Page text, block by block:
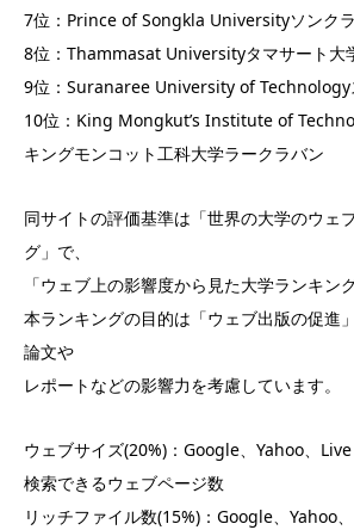
7位：Prince of Songkla Universityソンク
8位：Thammasat Universityタマサート大
9位：Suranaree University of Technology
10位：King Mongkut’s Institute of
キングモンコット工科大学ラークラバン
同サイトの評価基準は「世界の大学のウェ
グ」で、
「ウェブ上の影響度から見た大学ランキン
本ランキングの目的は「ウェブ出版の促進
論文や
レポートなどの影響力を考慮しています。
ウェブサイズ(20%)：Google、Yahoo、
検索できるウェブページ数
リッチファイル数(15%)：Google、Yahoo